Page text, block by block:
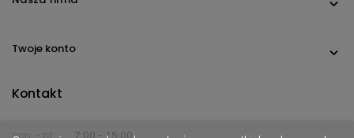
Twoje konto
Kontakt
pon. - pt. 7:00 - 15:00